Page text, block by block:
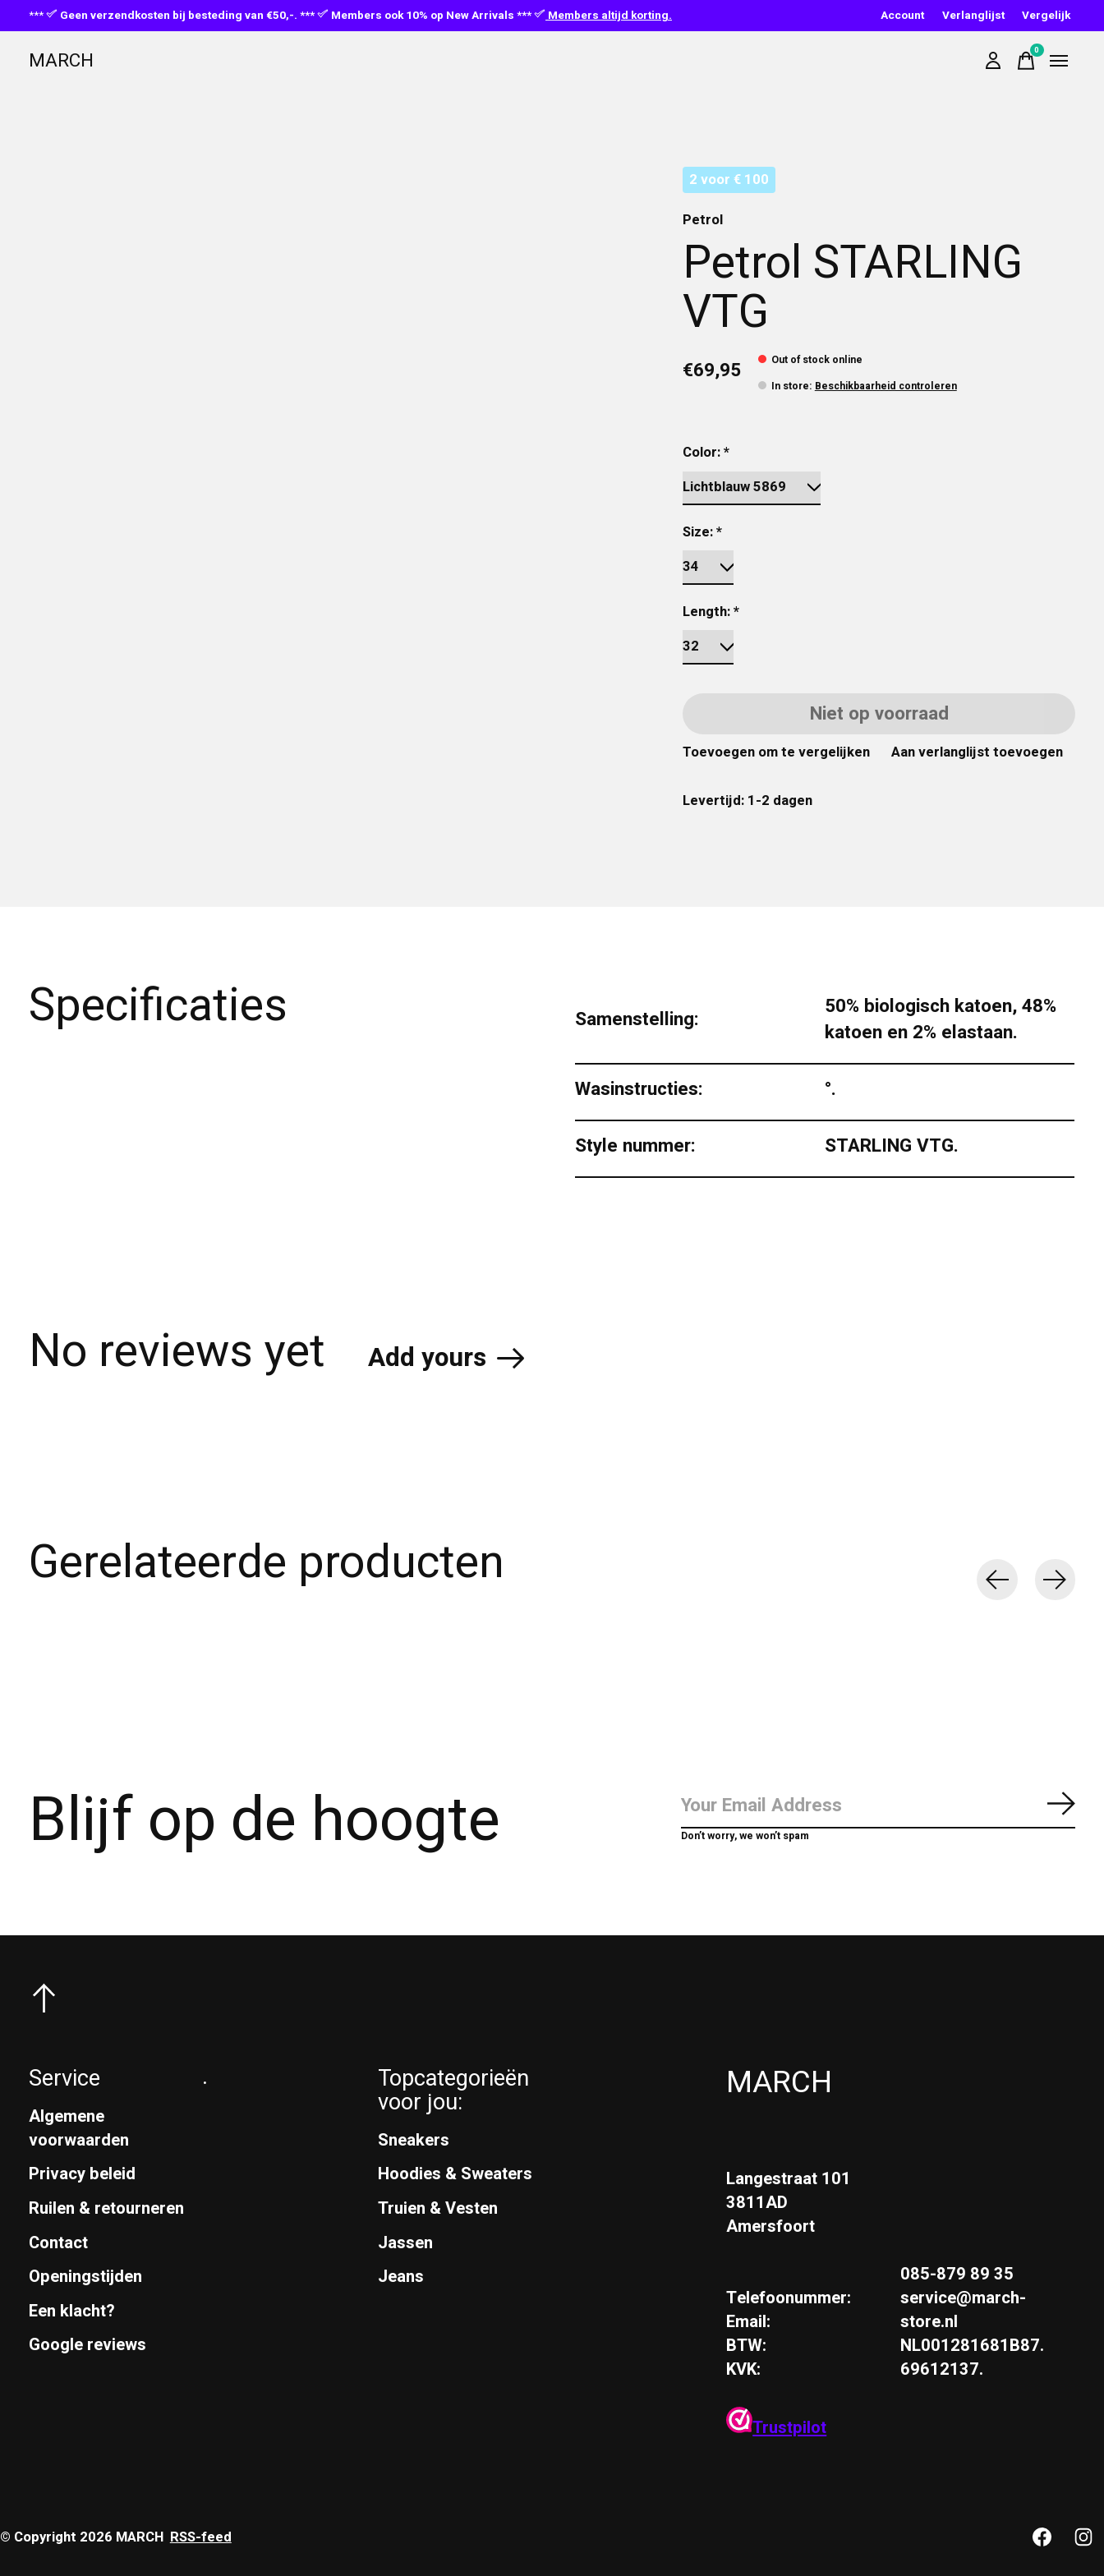
*** Geen verzendkosten bij besteding van €50,-. *** Members ook 10% op New Arrivals *** Members altijd korting. Account Verlanglijst Vergelijk
MARCH 0items
2 voor € 100
Petrol
Petrol STARLING
VTG
€69,95
Out of stock online
In store: Beschikbaarheid controleren
Color:*
Size:*
Length:*
Niet op voorraad
Toevoegen om te vergelijken Aan verlanglijst toevoegen
Levertijd: 1-2 dagen
Specificaties Samenstelling:
50% biologisch katoen, 48%
katoen en 2% elastaan.
Wasinstructies: °.
Style nummer: STARLING VTG.
No reviews yet Add yours
Gerelateerde producten
Blijf op de hoogte Don’t worry, we won’t spam
Service
Algemene
voorwaarden
Privacy beleid
Ruilen & retourneren
Contact
Openingstijden
Een klacht?
Google reviews
. Topcategorieën
voor jou:
Sneakers
Hoodies & Sweaters
Truien & Vesten
Jassen
Jeans
MARCH
Langestraat 101
3811AD
Amersfoort
Telefoonummer:
Email:
BTW:
KVK:
085-879 89 35
service@march-
store.nl
NL001281681B87.
69612137.
Trustpilot
© Copyright 2026 MARCH RSS-feed